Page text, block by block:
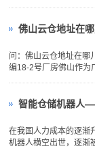
佛山云仓地址在
问：佛山云仓地址在哪
编18-2号厂房佛山作为
智能仓储机器人
在我国人力成本的逐渐
机器人横空出世，逐渐